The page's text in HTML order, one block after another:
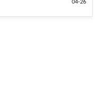
04-26